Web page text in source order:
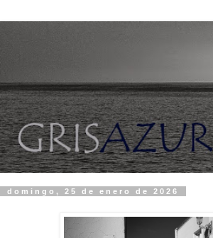
domingo, 25 de enero de 2026